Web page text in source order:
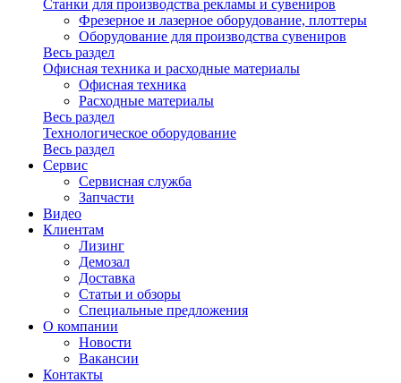
Станки для производства рекламы и сувениров
Фрезерное и лазерное оборудование, плоттеры
Оборудование для производства сувениров
Весь раздел
Офисная техника и расходные материалы
Офисная техника
Расходные материалы
Весь раздел
Технологическое оборудование
Весь раздел
Сервис
Сервисная служба
Запчасти
Видео
Клиентам
Лизинг
Демозал
Доставка
Статьи и обзоры
Специальные предложения
О компании
Новости
Вакансии
Контакты